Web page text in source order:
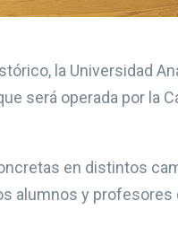
la Universidad
será operada por la
en distintos
alumnos y